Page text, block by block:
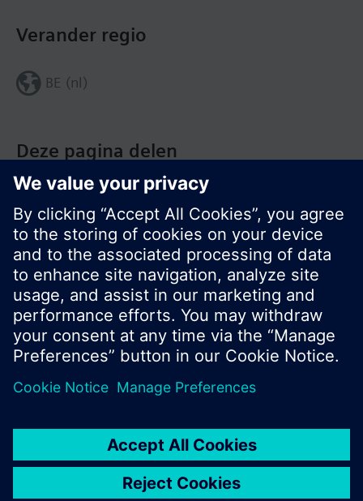
Deze pagina delen
Verander regio
BE (nl)
© Siemens Nederland N.V. 2017
Productportfolio en prijzen kunnen variëren per
Bescherming persoonsgegevens
Gebruikershandleiding